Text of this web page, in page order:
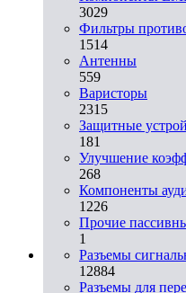
3029
Фильтры
1514
Антенны
559
Варисторы
2315
Защитные
181
Улучшение
268
Компоненты
1226
Прочие
1
Разъeмы
12884
Разъeмы для